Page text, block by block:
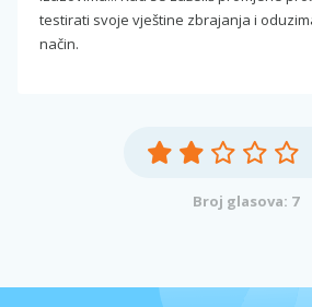
testirati svoje vještine zbrajanja i
način.
Broj glasova: 7